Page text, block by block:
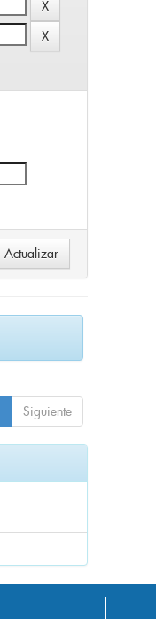
Siguiente